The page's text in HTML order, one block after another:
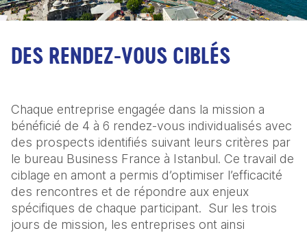
DES RENDEZ-VOUS CIBLÉS
Chaque entreprise engagée dans la mission a
bénéficié de 4 à 6 rendez-vous individualisés avec
des prospects identifiés suivant leurs critères par
le bureau Business France à Istanbul. Ce travail de
ciblage en amont a permis d’optimiser l’efficacité
des rencontres et de répondre aux enjeux
spécifiques de chaque participant.  Sur les trois
jours de mission, les entreprises ont ainsi